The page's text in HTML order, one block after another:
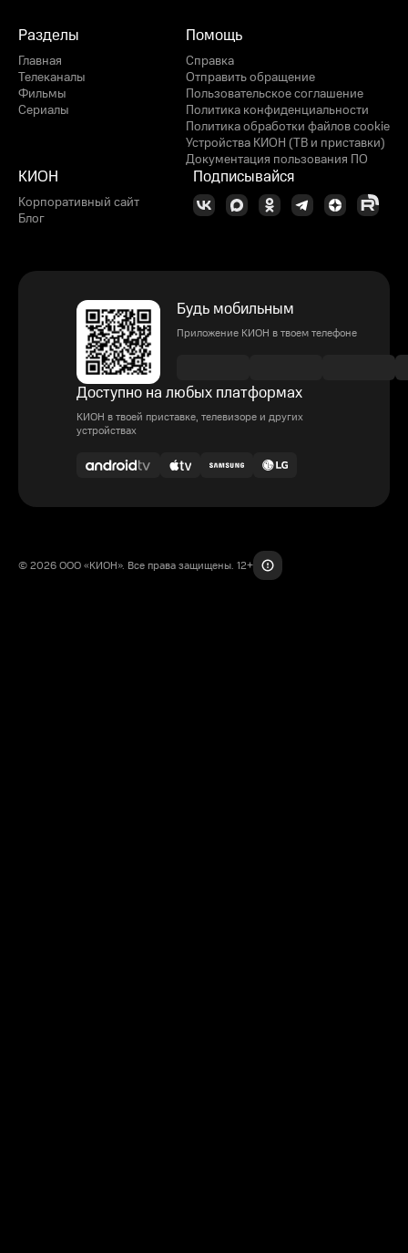
Разделы
Главная
Телеканалы
Фильмы
Сериалы
Помощь
Справка
Отправить обращение
Пользовательское соглашение
Политика конфиденциальности
Политика обработки файлов cookie
Устройства КИОН (ТВ и приставки)
Документация пользования ПО
КИОН
Корпоративный сайт
Блог
Подписывайся
Будь мобильным
Приложение КИОН в твоем телефоне
Доступно на любых платформах
КИОН в твоей приставке, телевизоре и других
устройствах
© 2026 ООО «КИОН». Все права защищены. 12+